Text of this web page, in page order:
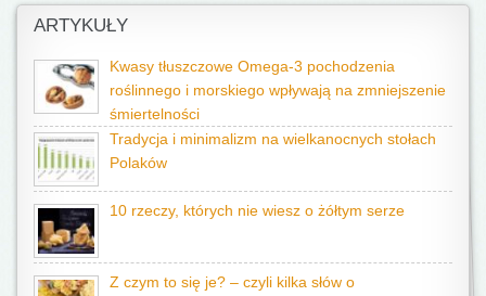
ARTYKUŁY
Kwasy tłuszczowe Omega-3 pochodzenia
roślinnego i morskiego wpływają na zmniejszenie
śmiertelności
Tradycja i minimalizm na wielkanocnych stołach
Polaków
10 rzeczy, których nie wiesz o żółtym serze
Z czym to się je? – czyli kilka słów o